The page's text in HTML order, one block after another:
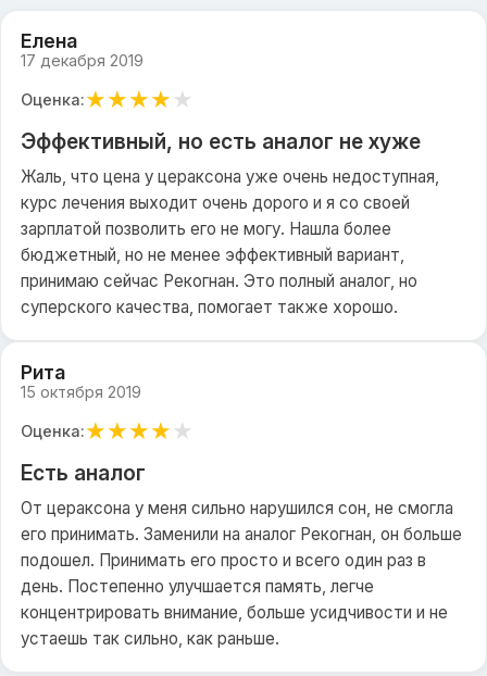
Елена
17 декабря 2019
Оценка:★★★★★
Эффективный, но есть аналог не хуже
Жаль, что цена у цераксона уже очень недоступная,
курс лечения выходит очень дорого и я со своей
зарплатой позволить его не могу. Нашла более
бюджетный, но не менее эффективный вариант,
принимаю сейчас Рекогнан. Это полный аналог, но
суперского качества, помогает также хорошо.
Рита
15 октября 2019
Оценка:★★★★★
Есть аналог
От цераксона у меня сильно нарушился сон, не смогла
его принимать. Заменили на аналог Рекогнан, он больше
подошел. Принимать его просто и всего один раз в
день. Постепенно улучшается память, легче
концентрировать внимание, больше усидчивости и не
устаешь так сильно, как раньше.